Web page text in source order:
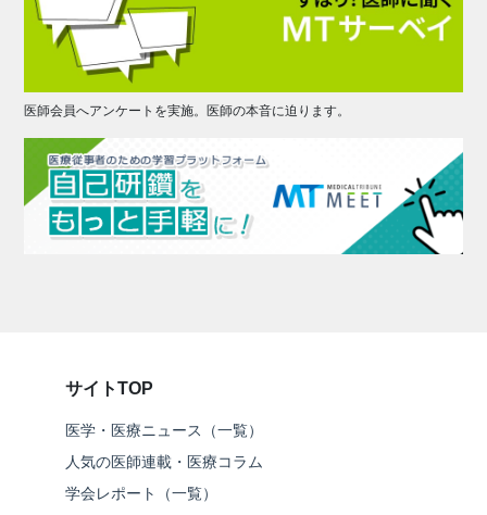
医師会員へアンケートを実施。医師の本音に迫ります。
サイトTOP
医学・医療ニュース（一覧）
人気の医師連載・医療コラム
学会レポート（一覧）